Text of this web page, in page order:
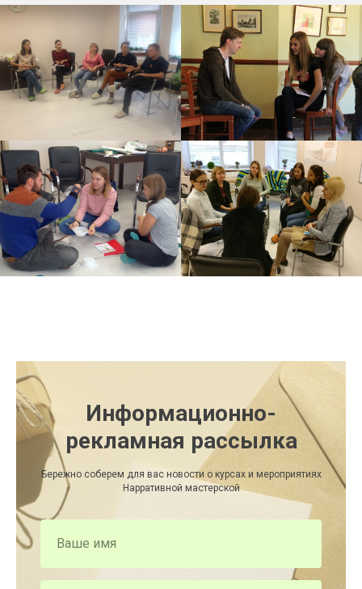
Информационно-
рекламная рассылка
Бережно соберем для вас новости о курсах и мероприятиях
Нарративной мастерской